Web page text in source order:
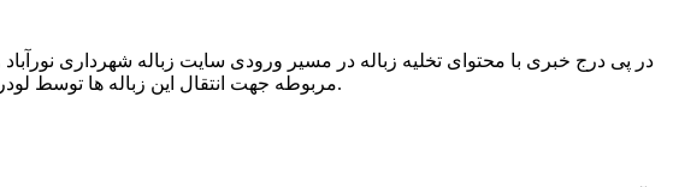
در پی درج خبری با محتوای تخلیه زباله در مسیر ورودی سایت زباله شهرداری
مربوطه جهت انتقال این زباله ها توسط لودر به سایت و دفن آنها، سید مهدی حسینی دهیار چمگل با ارسال تصاویری خبر از جمع آوری این زباله ها توسط شهرداری داد.